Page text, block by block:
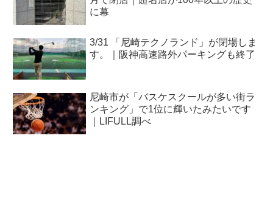
に幕
3/31 「尼崎テクノランド」が閉場しま
す。｜阪神高速路外パーキングも終了
尼崎市が「バスケスクールが多い街ラ
ンキング」で1位に輝いたみたいです
｜LIFULL調べ